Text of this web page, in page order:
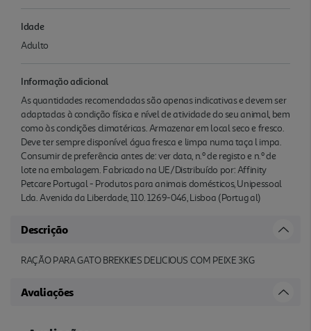
Idade
Adulto
Informação adicional
As quantidades recomendadas são apenas indicativas e devem ser
adaptadas à condição física e nível de atividade do seu animal, bem
como às condições climatéricas. Armazenar em local seco e fresco.
Deve ter sempre disponível água fresca e limpa numa taça l impa.
Consumir de preferência antes de: ver data, n.º de registo e n.º de
lote na embalagem. Fabricado na UE/Distribuído por: Affinity
Petcare Portugal - Produtos para animais domésticos, Unipessoal
Lda. Avenida da Liberdade, 110. 1269-046, Lisboa (Portug al)
Descrição
RAÇÃO PARA GATO BREKKIES DELICIOUS COM PEIXE 3KG
Avaliações